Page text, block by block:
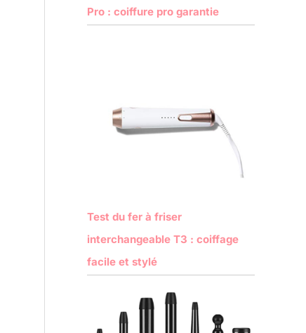
Pro : coiffure pro garantie
Test du fer à friser
interchangeable T3 : coiffage
facile et stylé